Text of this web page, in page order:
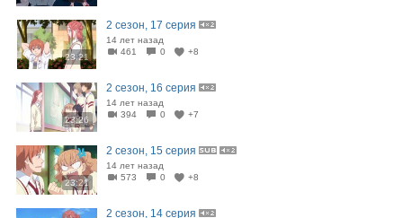
23:21
2 сезон, 17 серия
14 лет назад
461
0 +8
23:26
2 сезон, 16 серия
14 лет назад
394
0 +7
23:21
2 сезон, 15 серия
14 лет назад
573
0 +8
2 сезон, 14 серия